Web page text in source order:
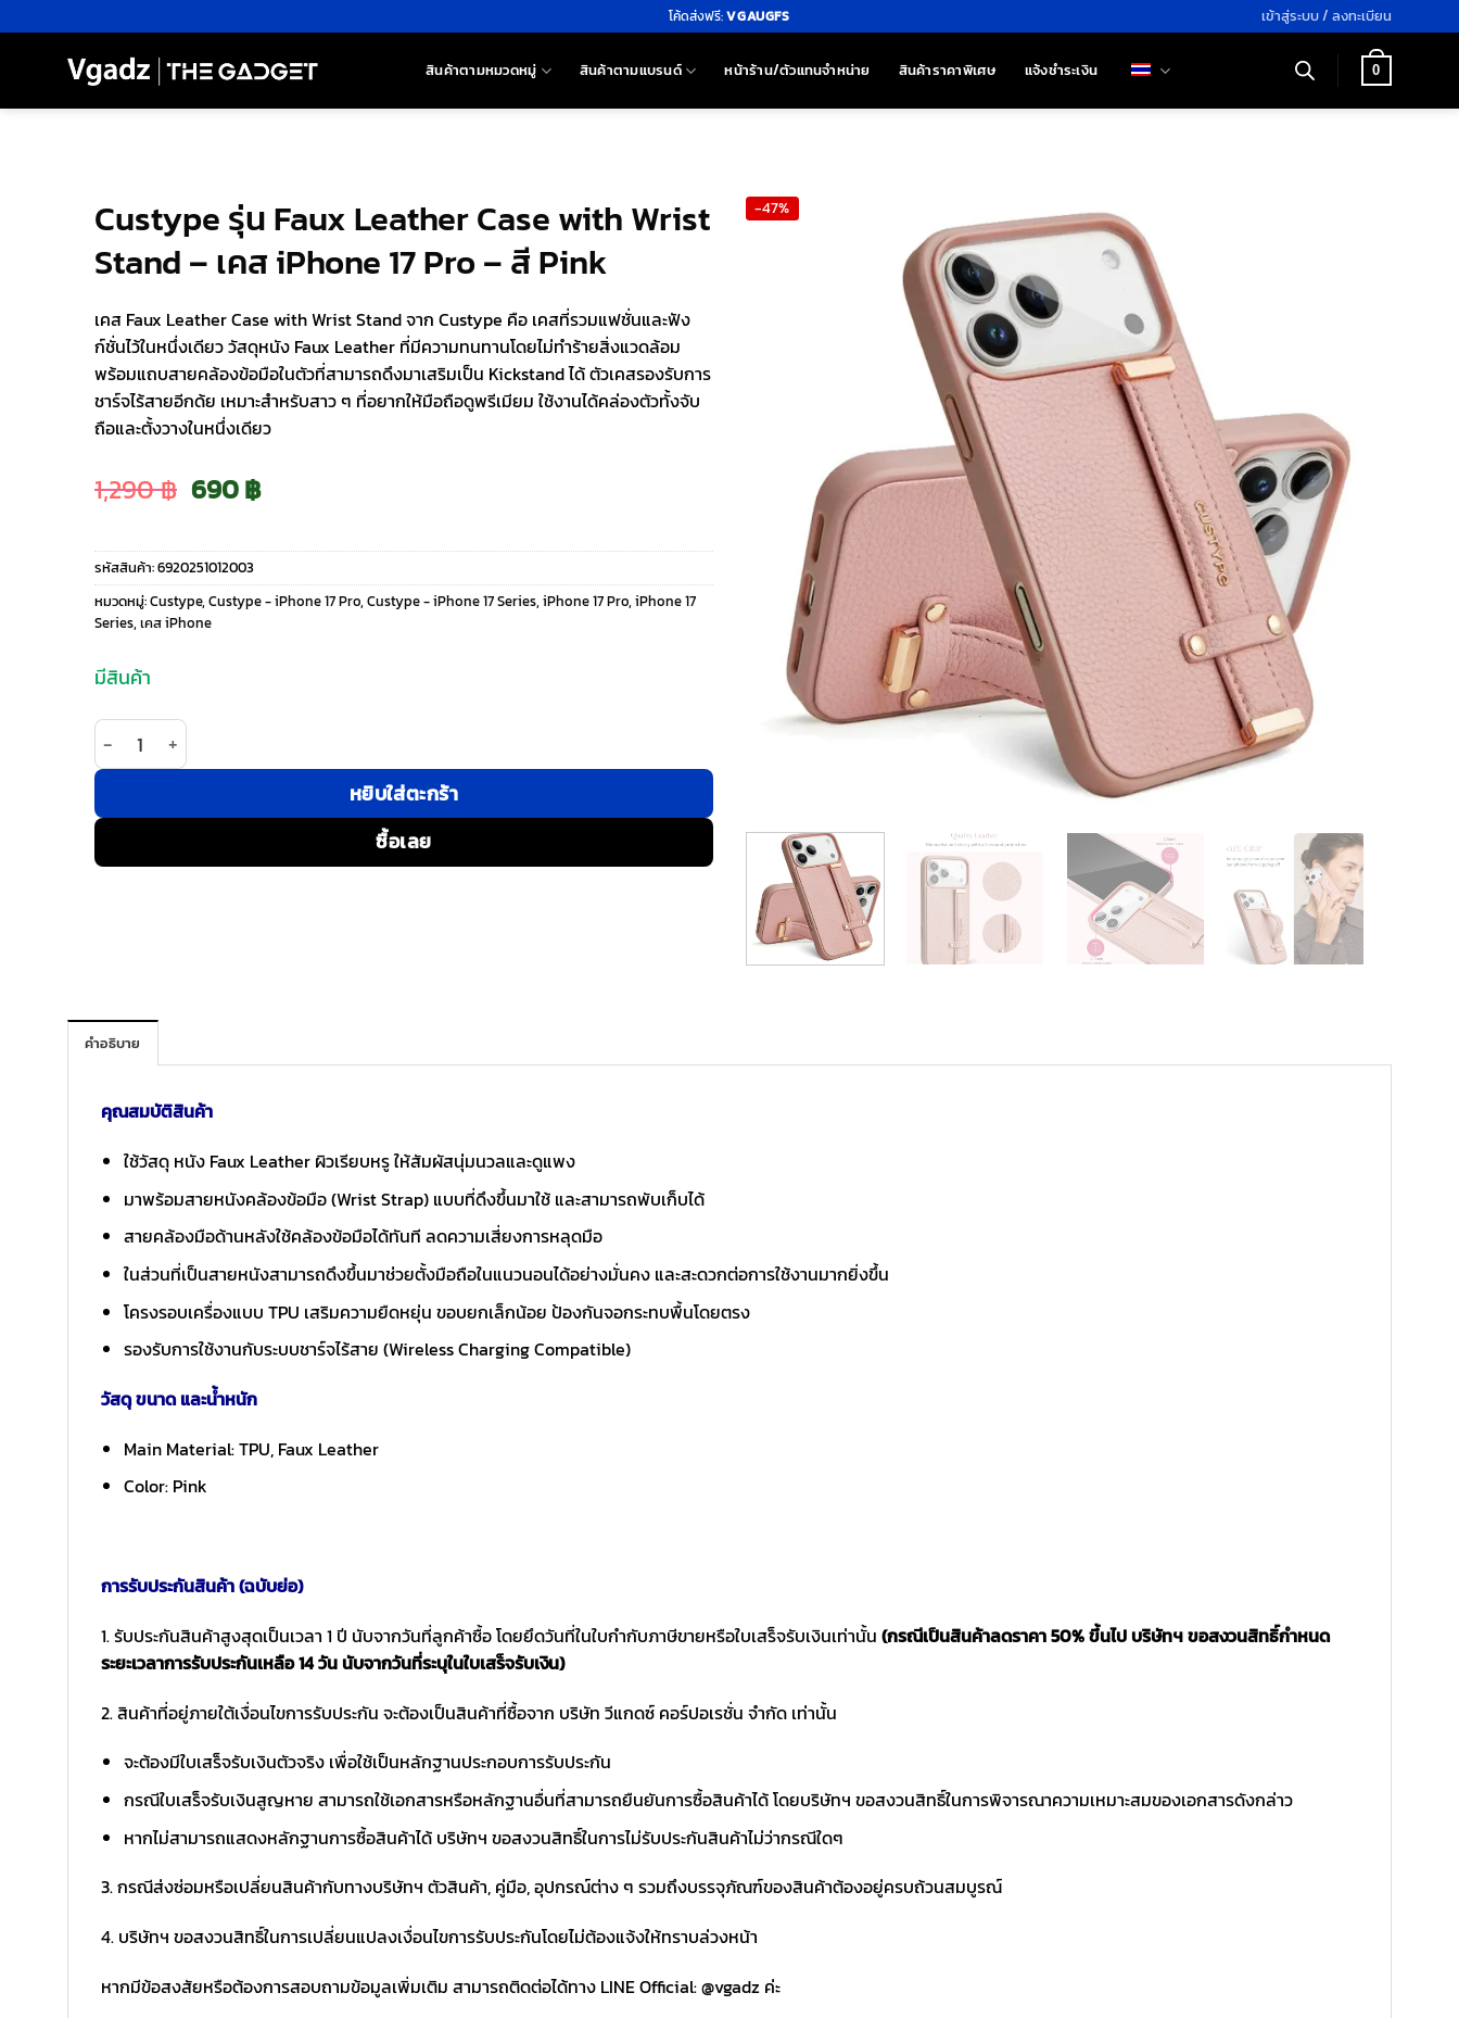
ไป
โค้ดส่งฟรี:VGAUGFS เข้าสู่ระบบ / ลงทะเบียน
สินค้าตามหมวดหมู่ สินค้าตามแบรนด์ หน้าร้าน/ตัวแทนจำหน่าย สินค้าราคาพิเศษ แจ้งชำระเงิน 0
Custype รุ่น Faux Leather Case with Wrist
Stand – เคส iPhone 17 Pro – สี Pink
เคส Faux Leather Case with Wrist Stand จาก Custype คือ เคสที่รวมแฟชั่นและฟัง
ก์ชั่นไว้ในหนึ่งเดียว วัสดุหนัง Faux Leather ที่มีความทนทานโดยไม่ทำร้ายสิ่งแวดล้อม
พร้อมแถบสายคล้องข้อมือในตัวที่สามารถดึงมาเสริมเป็น Kickstand ได้ ตัวเคสรองรับการ
ชาร์จไร้สายอีกด้ย เหมาะสำหรับสาว ๆ ที่อยากให้มือถือดูพรีเมียม ใช้งานได้คล่องตัวทั้งจับ
ถือและตั้งวางในหนึ่งเดียว
1,290฿ Original
price
was:
690฿Current
price
is:
รหัสสินค้า:6920251012003
หมวดหมู่:Custype, Custype - iPhone 17 Pro, Custype - iPhone 17 Series, iPhone 17 Pro, iPhone 17
Series, เคส iPhone
มีสินค้า
จำนวน Custype รุ่น Faux Leather Case with Wrist Stand - เคส iPhone 17 Pro - สี Pink ชิ้น
หยิบใส่ตะกร้า
ซื้อเลย
-47%
คำอธิบาย
คุณสมบัติสินค้า
ใช้วัสดุ หนัง Faux Leather ผิวเรียบหรู ให้สัมผัสนุ่มนวลและดูแพง
มาพร้อมสายหนังคล้องข้อมือ (Wrist Strap) แบบที่ดึงขึ้นมาใช้ และสามารถพับเก็บได้
สายคล้องมือด้านหลังใช้คล้องข้อมือได้ทันที ลดความเสี่ยงการหลุดมือ
ในส่วนที่เป็นสายหนังสามารถดึงขึ้นมาช่วยตั้งมือถือในแนวนอนได้อย่างมั่นคง และสะดวกต่อการใช้งานมากยิ่งขึ้น
โครงรอบเครื่องแบบ TPU เสริมความยืดหยุ่น ขอบยกเล็กน้อย ป้องกันจอกระทบพื้นโดยตรง
รองรับการใช้งานกับระบบชาร์จไร้สาย (Wireless Charging Compatible)
วัสดุ ขนาด และน้ำหนัก
Main Material: TPU, Faux Leather
Color: Pink
การรับประกันสินค้า (ฉบับย่อ)
1. รับประกันสินค้าสูงสุดเป็นเวลา 1 ปี นับจากวันที่ลูกค้าซื้อ โดยยึดวันที่ในใบกำกับภาษีขายหรือใบเสร็จรับเงินเท่านั้น (กรณีเป็นสินค้าลดราคา 50% ขึ้นไป บริษัทฯ ขอสงวนสิทธิ์กำหนด
ระยะเวลาการรับประกันเหลือ 14 วัน นับจากวันที่ระบุในใบเสร็จรับเงิน)
2. สินค้าที่อยู่ภายใต้เงื่อนไขการรับประกัน จะต้องเป็นสินค้าที่ซื้อจาก บริษัท วีแกดซ์ คอร์ปอเรชั่น จำกัด เท่านั้น
จะต้องมีใบเสร็จรับเงินตัวจริง เพื่อใช้เป็นหลักฐานประกอบการรับประกัน
กรณีใบเสร็จรับเงินสูญหาย สามารถใช้เอกสารหรือหลักฐานอื่นที่สามารถยืนยันการซื้อสินค้าได้ โดยบริษัทฯ ขอสงวนสิทธิ์ในการพิจารณาความเหมาะสมของเอกสารดังกล่าว
หากไม่สามารถแสดงหลักฐานการซื้อสินค้าได้ บริษัทฯ ขอสงวนสิทธิ์ในการไม่รับประกันสินค้าไม่ว่ากรณีใดๆ
3. กรณีส่งซ่อมหรือเปลี่ยนสินค้ากับทางบริษัทฯ ตัวสินค้า, คู่มือ, อุปกรณ์ต่าง ๆ รวมถึงบรรจุภัณฑ์ของสินค้าต้องอยู่ครบถ้วนสมบูรณ์
4. บริษัทฯ ขอสงวนสิทธิ์ในการเปลี่ยนแปลงเงื่อนไขการรับประกันโดยไม่ต้องแจ้งให้ทราบล่วงหน้า
หากมีข้อสงสัยหรือต้องการสอบถามข้อมูลเพิ่มเติม สามารถติดต่อได้ทาง LINE Official: @vgadz ค่ะ